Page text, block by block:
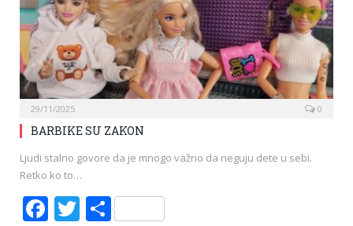
29/11/2025 0
BARBIKE SU ZAKON
Ljudi stalno govore da je mnogo važno da neguju dete u sebi.
Retko ko to…
Facebook
Twitter
Share